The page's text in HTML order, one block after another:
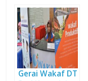
Mushaf al-
Quran
Gerai Wakaf DT